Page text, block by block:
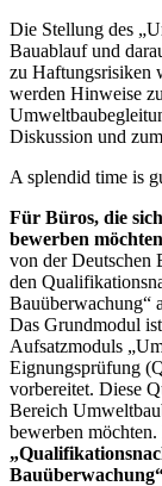
Die Stellung des
Bauablauf und
zu Haftungsrisiken
werden Hinweise
Diskussion und
A splendid time is
Für Büros, die
bewerben
von der Deutschen
den
Bauüberwachung“
Das Grundmodul
Aufsatzmoduls
Eignungsprüfung
vorbereitet. Diese
Bereich
bewerben